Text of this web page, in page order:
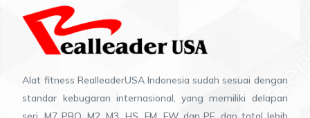
Alat fitness RealleaderUSA Indonesia sudah sesuai dengan
standar kebugaran internasional, yang memiliki delapan